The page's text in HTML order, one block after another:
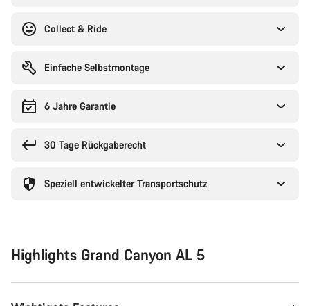
Collect & Ride
Einfache Selbstmontage
6 Jahre Garantie
30 Tage Rückgaberecht
Speziell entwickelter Transportschutz
Highlights Grand Canyon AL 5